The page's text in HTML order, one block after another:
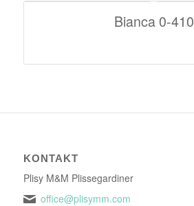
Bianca 0-410
KONTAKT
Plisy M&M Plissegardiner
office@plisymm.com